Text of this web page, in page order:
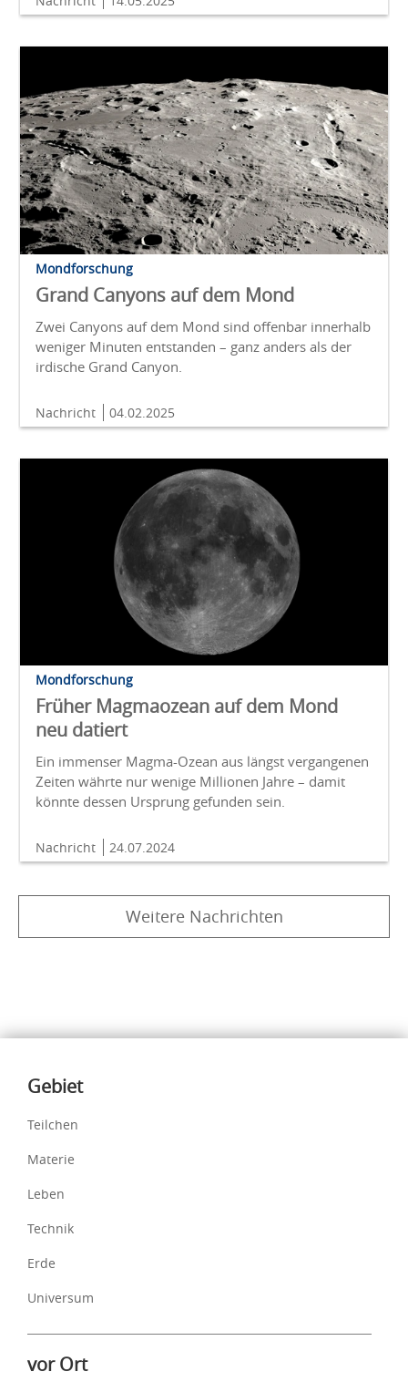
Mondforschung
Grand Canyons auf dem Mond
Zwei Canyons auf dem Mond sind offenbar innerhalb
weniger Minuten entstanden – ganz anders als der
irdische Grand Canyon.
Nachricht 04.02.2025
Mondforschung
Früher Magmaozean auf dem Mond
neu datiert
Ein immenser Magma-Ozean aus längst vergangenen
Zeiten währte nur wenige Millionen Jahre – damit
könnte dessen Ursprung gefunden sein.
Nachricht 24.07.2024
Weitere Nachrichten
Inhalte
Gebiet
Teilchen
Materie
Leben
Technik
Erde
Universum
vor Ort